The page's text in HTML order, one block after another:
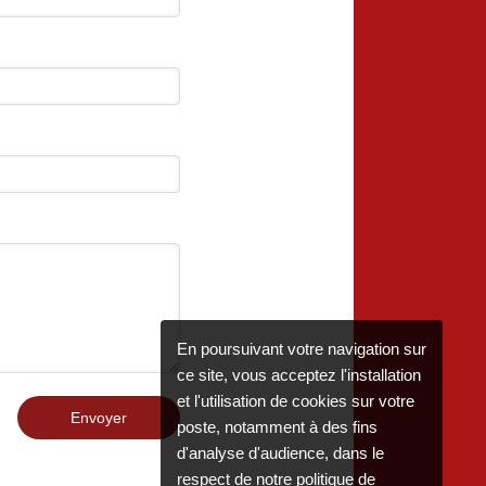
Envoyer
En poursuivant votre navigation sur
ce site, vous acceptez l'installation
et l'utilisation de cookies sur votre
poste, notamment à des fins
d'analyse d'audience, dans le
respect de notre politique de